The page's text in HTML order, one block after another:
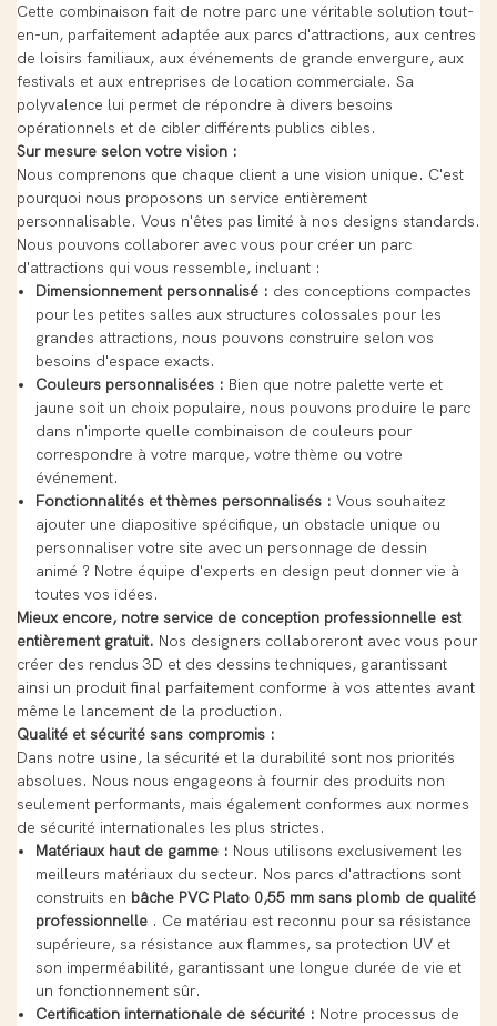
Cette combinaison fait de notre parc une véritable solution tout-
en-un, parfaitement adaptée aux parcs d'attractions, aux centres
de loisirs familiaux, aux événements de grande envergure, aux
festivals et aux entreprises de location commerciale. Sa
polyvalence lui permet de répondre à divers besoins
opérationnels et de cibler différents publics cibles.
Sur mesure selon votre vision :
Nous comprenons que chaque client a une vision unique. C'est
pourquoi nous proposons un service entièrement
personnalisable. Vous n'êtes pas limité à nos designs standards.
Nous pouvons collaborer avec vous pour créer un parc
d'attractions qui vous ressemble, incluant :
Dimensionnement personnalisé : des conceptions compactes
pour les petites salles aux structures colossales pour les
grandes attractions, nous pouvons construire selon vos
besoins d'espace exacts.
Couleurs personnalisées : Bien que notre palette verte et
jaune soit un choix populaire, nous pouvons produire le parc
dans n'importe quelle combinaison de couleurs pour
correspondre à votre marque, votre thème ou votre
événement.
Fonctionnalités et thèmes personnalisés : Vous souhaitez
ajouter une diapositive spécifique, un obstacle unique ou
personnaliser votre site avec un personnage de dessin
animé ? Notre équipe d'experts en design peut donner vie à
toutes vos idées.
Mieux encore, notre service de conception professionnelle est
entièrement gratuit. Nos designers collaboreront avec vous pour
créer des rendus 3D et des dessins techniques, garantissant
ainsi un produit final parfaitement conforme à vos attentes avant
même le lancement de la production.
Qualité et sécurité sans compromis :
Dans notre usine, la sécurité et la durabilité sont nos priorités
absolues. Nous nous engageons à fournir des produits non
seulement performants, mais également conformes aux normes
de sécurité internationales les plus strictes.
Matériaux haut de gamme : Nous utilisons exclusivement les
meilleurs matériaux du secteur. Nos parcs d'attractions sont
construits en bâche PVC Plato 0,55 mm sans plomb de qualité
professionnelle. Ce matériau est reconnu pour sa résistance
supérieure, sa résistance aux flammes, sa protection UV et
son imperméabilité, garantissant une longue durée de vie et
un fonctionnement sûr.
Certification internationale de sécurité : Notre processus de